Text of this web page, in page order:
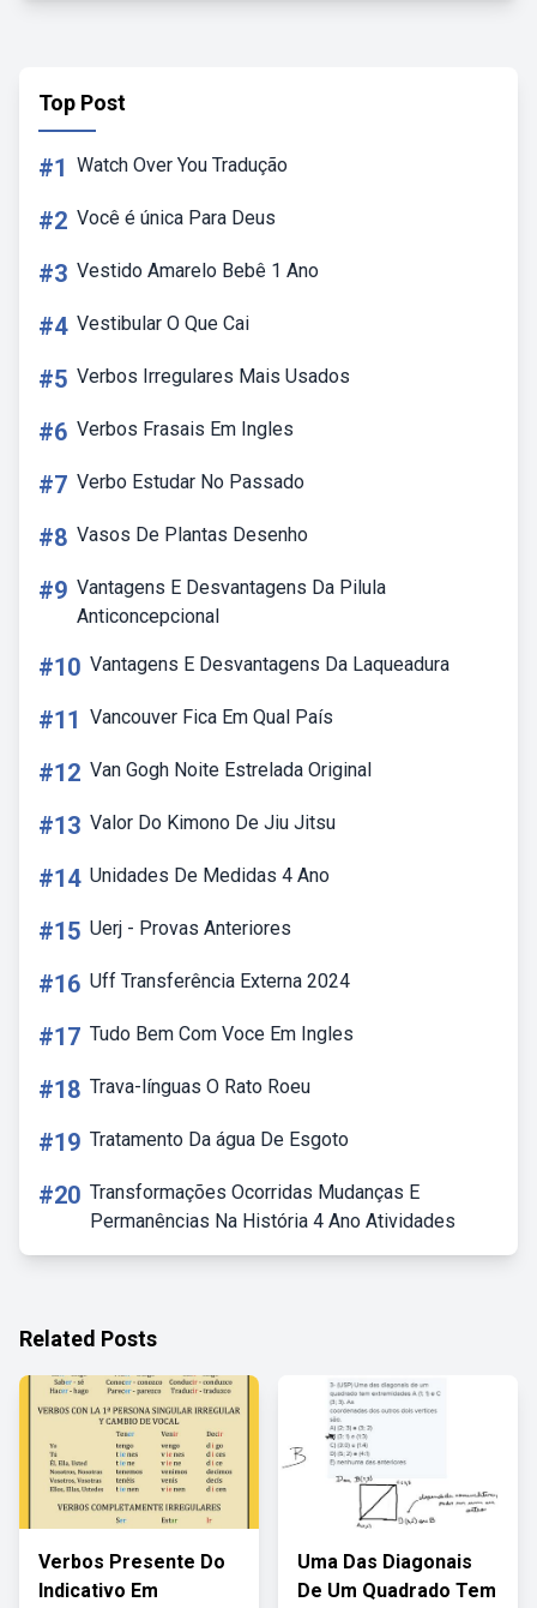
Top Post
#1 Watch Over You Tradução
#2 Você é única Para Deus
#3 Vestido Amarelo Bebê 1 Ano
#4 Vestibular O Que Cai
#5 Verbos Irregulares Mais Usados
#6 Verbos Frasais Em Ingles
#7 Verbo Estudar No Passado
#8 Vasos De Plantas Desenho
#9 Vantagens E Desvantagens Da Pilula
Anticoncepcional
#10 Vantagens E Desvantagens Da Laqueadura
#11 Vancouver Fica Em Qual País
#12 Van Gogh Noite Estrelada Original
#13 Valor Do Kimono De Jiu Jitsu
#14 Unidades De Medidas 4 Ano
#15 Uerj - Provas Anteriores
#16 Uff Transferência Externa 2024
#17 Tudo Bem Com Voce Em Ingles
#18 Trava-línguas O Rato Roeu
#19 Tratamento Da água De Esgoto
#20 Transformações Ocorridas Mudanças E
Permanências Na História 4 Ano Atividades
Related Posts
Verbos Presente Do
Indicativo Em
Uma Das Diagonais
De Um Quadrado Tem